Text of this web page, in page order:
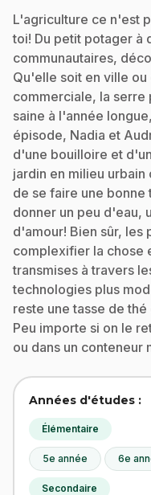
L'agriculture ce n'est
toi! Du petit potager à
communautaires,
Qu'elle soit en ville
commerciale, la serre
saine à l'année
épisode, Nadia et
d'une bouilloire et
jardin en milieu
de se faire une bonne
donner un peu d'eau,
d'amour! Bien sûr, les
complexifier la chose
transmises à travers
technologies plus
reste une tasse de
Peu importe si on le
ou dans un conteneur
Années d'études :
Élémentaire
5e année 6e
Secondaire